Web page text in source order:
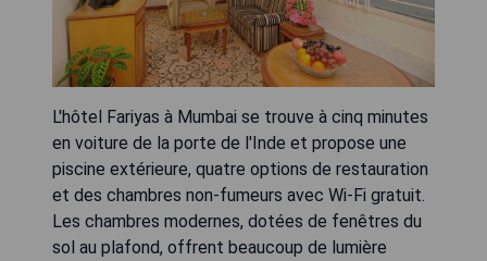
L'hôtel Fariyas à Mumbai se trouve à cinq minutes
en voiture de la porte de l'Inde et propose une
piscine extérieure, quatre options de restauration
et des chambres non-fumeurs avec Wi-Fi gratuit.
Les chambres modernes, dotées de fenêtres du
sol au plafond, offrent beaucoup de lumière